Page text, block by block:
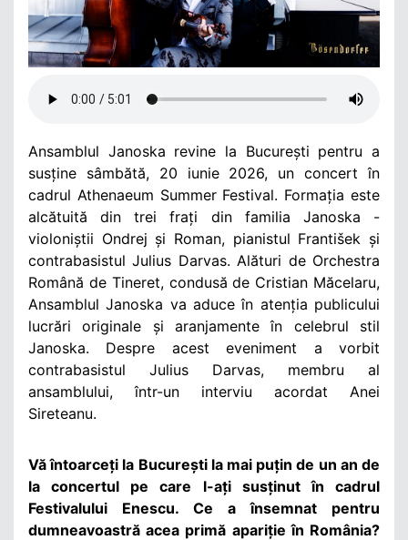
Ansamblul Janoska revine la București pentru a
susține sâmbătă, 20 iunie 2026, un concert în
cadrul Athenaeum Summer Festival. Formația este
alcătuită din trei frați din familia Janoska -
violoniștii Ondrej și Roman, pianistul František și
contrabasistul Julius Darvas. Alături de Orchestra
Română de Tineret, condusă de Cristian Măcelaru,
Ansamblul Janoska va aduce în atenția publicului
lucrări originale și aranjamente în celebrul stil
Janoska. Despre acest eveniment a vorbit
contrabasistul Julius Darvas, membru al
ansamblului, într-un interviu acordat Anei
Sireteanu.
Vă întoarceți la București la mai puțin de un an de
la concertul pe care l-ați susținut în cadrul
Festivalului Enescu. Ce a însemnat pentru
dumneavoastră acea primă apariție în România?